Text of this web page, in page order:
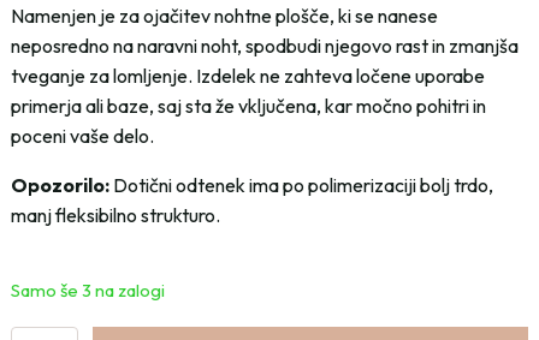
Namenjen je za ojačitev nohtne plošče, ki se nanese
neposredno na naravni noht, spodbudi njegovo rast in zmanjša
tveganje za lomljenje. Izdelek ne zahteva ločene uporabe
primerja ali baze, saj sta že vključena, kar močno pohitri in
poceni vaše delo.
Opozorilo:Dotični odtenek ima po polimerizaciji bolj trdo,
manj fleksibilno strukturo.
Samo še 3 na zalogi